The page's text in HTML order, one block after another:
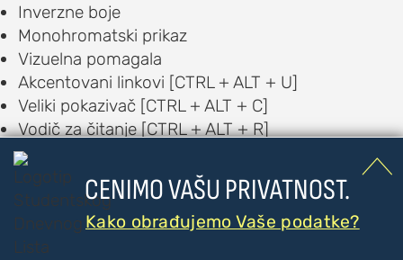

CENIMO VAŠU PRIVATNOST.
Kako obrađujemo Vaše podatke?
Inverzne boje
Monohromatski prikaz
Vizuelna pomagala
Akcentovani linkovi [CTRL + ALT + U]
Veliki pokazivač [CTRL + ALT + C]
Vodič za čitanje [CTRL + ALT + R]
Čitač [CTRL + ALT + V]
Auditorna pomagala
Text to Speech [CTRL + ALT + T]
Speech to Text [CTRL + ALT + S]